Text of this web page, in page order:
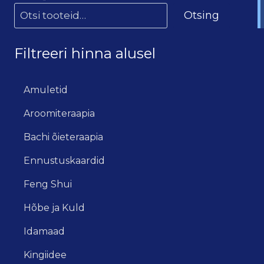
Otsing
Filtreeri hinna alusel
Amuletid
Aroomiteraapia
Bachi õieteraapia
Ennustuskaardid
Feng Shui
Hõbe ja Kuld
Idamaad
Kingiidee